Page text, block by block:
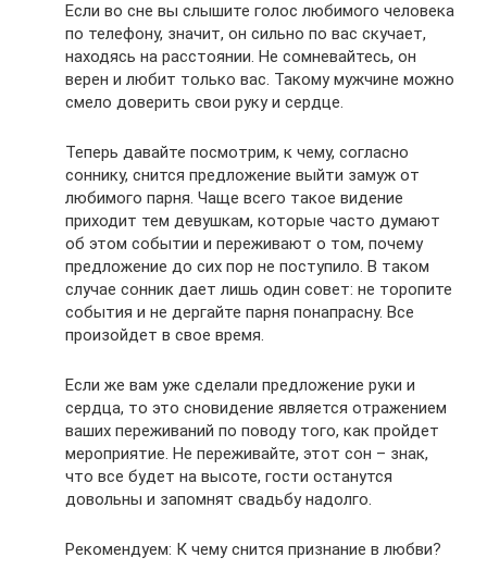
Если во сне вы слышите голос любимого человека
по телефону, значит, он сильно по вас скучает,
находясь на расстоянии. Не сомневайтесь, он
верен и любит только вас. Такому мужчине можно
смело доверить свои руку и сердце.
Теперь давайте посмотрим, к чему, согласно
соннику, снится предложение выйти замуж от
любимого парня. Чаще всего такое видение
приходит тем девушкам, которые часто думают
об этом событии и переживают о том, почему
предложение до сих пор не поступило. В таком
случае сонник дает лишь один совет: не торопите
события и не дергайте парня понапрасну. Все
произойдет в свое время.
Если же вам уже сделали предложение руки и
сердца, то это сновидение является отражением
ваших переживаний по поводу того, как пройдет
мероприятие. Не переживайте, этот сон – знак,
что все будет на высоте, гости останутся
довольны и запомнят свадьбу надолго.
Рекомендуем: К чему снится признание в любви?